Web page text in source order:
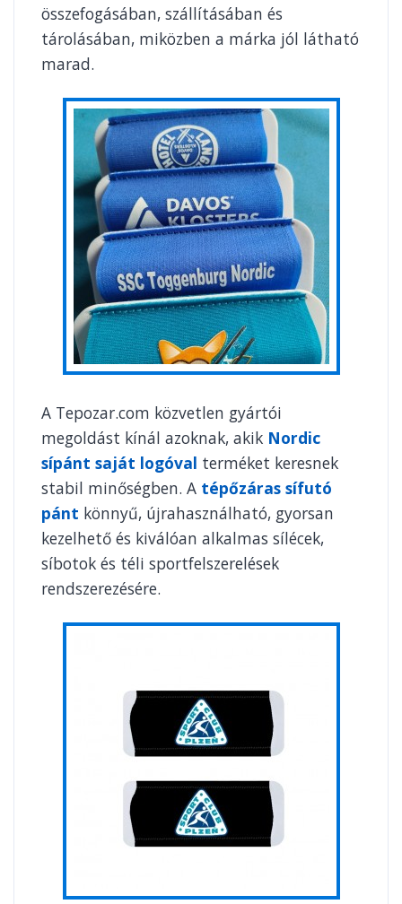
összefogásában, szállításában és
tárolásában, miközben a márka jól látható
marad.
A Tepozar.com közvetlen gyártói
megoldást kínál azoknak, akik Nordic
sípánt saját logóval terméket keresnek
stabil minőségben. A tépőzáras sífutó
pánt könnyű, újrahasználható, gyorsan
kezelhető és kiválóan alkalmas sílécek,
síbotok és téli sportfelszerelések
rendszerezésére.